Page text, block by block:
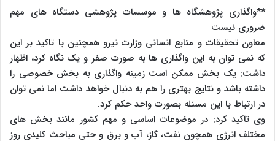
**واگذاری پژوهشگاه ها و موسسات پژوهشی دستگاه های مهم
ضروری نیست
معاون تحقیقات و منابع انسانی وزارت نیرو همچنین با تاکید بر این
که نمی توان به این واگذاری ها به صورت صفر و یک نگاه کرد، اظهار
داشت: یک بخش ممکن است زمینه واگذاری به بخش خصوصی را
داشته باشد و نتایج بهتری را هم به دنبال خواهد داشت اما نمی توان
در ارتباط با این مسئله بصورت واحد حکم کرد.
وی تاکید کرد: در موضوعات اساسی و مهم کشور مانند بخش های
مختلف انرژی همچون نفت، گاز، آب و برق و حتی مباحث کلیدی روز